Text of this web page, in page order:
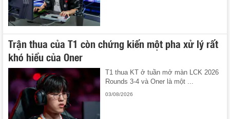
Trận thua của T1 còn chứng kiến một pha xử lý rất
khó hiểu của Oner
T1 thua KT ở tuần mở màn LCK 2026
Rounds 3-4 và Oner là một ...
03/08/2026